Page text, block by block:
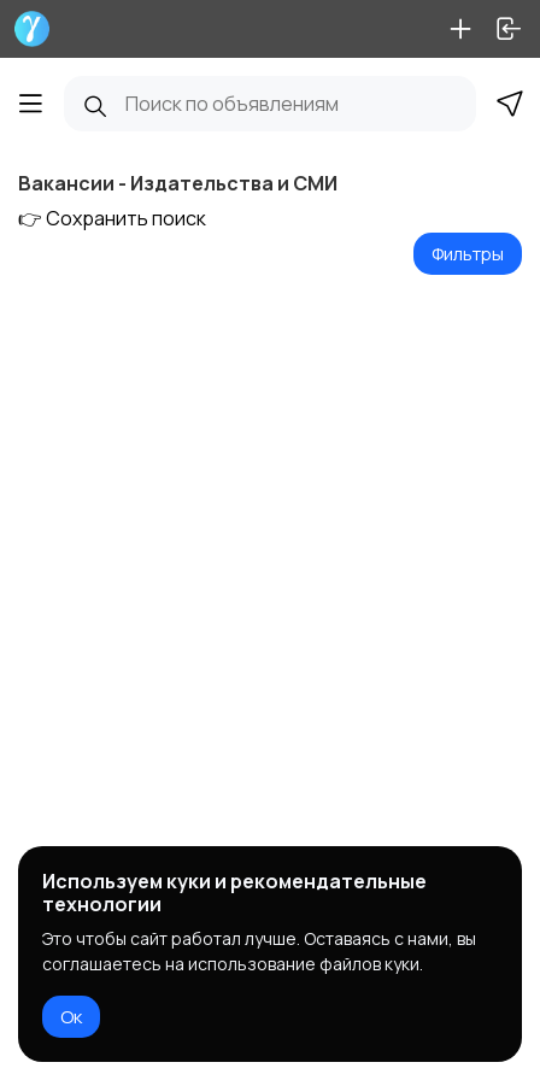
Вакансии - Издательства и СМИ
👉 Сохранить поиск
Фильтры
Используем куки и рекомендательные
технологии
Это чтобы сайт работал лучше. Оставаясь с нами, вы
соглашаетесь на использование файлов куки.
Ок